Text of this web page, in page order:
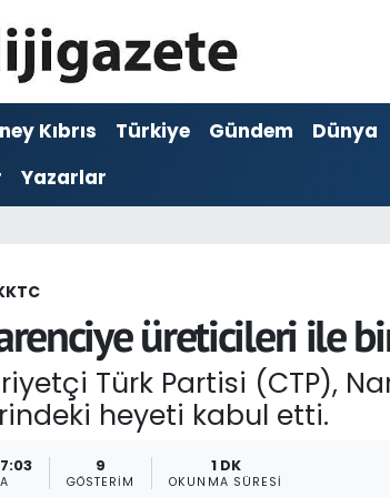
Kıbrıs Türkiye Gündem Dünya
Yazarlar
üreticileri ile
Türk Partisi (CTP),
heyeti kabul etti.
9
GÖSTERIM
1 DK
OKUNMA SÜRESI